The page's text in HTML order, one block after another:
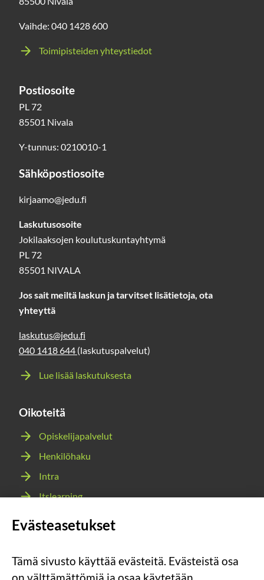
Vaihde: 040 1428 600
Toimipisteiden yhteystiedot
Postiosoite
PL 72
85501 Nivala
Y-tunnus: 0210010-1
Sähköpostiosoite
kirjaamo@jedu.fi
Laskutusosoite
Jokilaaksojen koulutuskuntayhtymä
PL 72
85501 NIVALA
Jos sait meiltä laskun ja tarvitset lisätietoja, ota
yhteyttä
laskutus@jedu.fi
040 1418 644 (laskutuspalvelut)
Lue lisää laskutuksesta
Oikoteitä
Opiskelijapalvelut
Henkilöhaku
Intra
Itslearning
SosiaalinenSosiaalinenSosiaalinenSosiaalinen
Evästeasetukset
Tämä sivusto käyttää evästeitä. Evästeistä osa